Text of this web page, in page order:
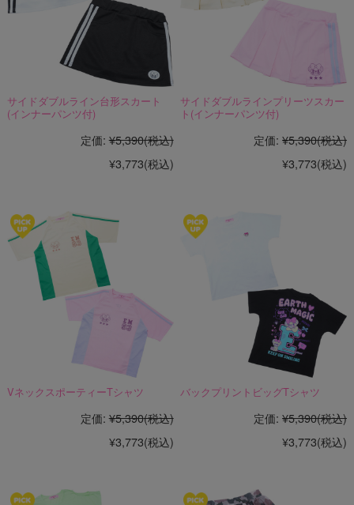
サイドダブルライン台形スカート
(インナーパンツ付)
定価: ¥5,390(税込)
¥3,773(税込)
サイドダブルラインプリーツスカー
ト(インナーパンツ付)
定価: ¥5,390(税込)
¥3,773(税込)
VネックスポーティーTシャツ
定価: ¥5,390(税込)
¥3,773(税込)
バックプリントビッグTシャツ
定価: ¥5,390(税込)
¥3,773(税込)